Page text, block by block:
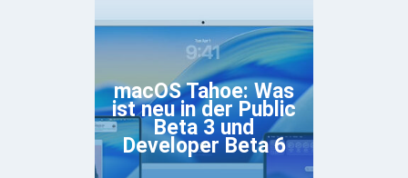
macOS Tahoe: Was
ist neu in der Public
Beta 3 und
Developer Beta 6